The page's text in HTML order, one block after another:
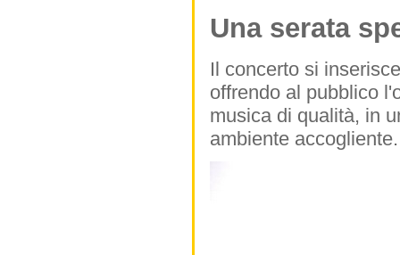
Una serata
Il concerto si
offrendo al pubblico
musica di qualità, in
ambiente accogliente.